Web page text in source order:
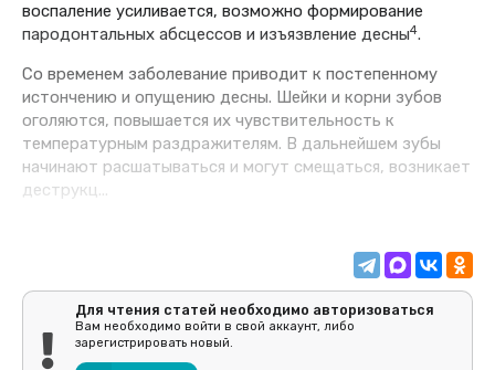
воспаление усиливается, возможно формирование
пародонтальных абсцессов и изъязвление десны4.
Со временем заболевание приводит к постепенному
истончению и опущению десны. Шейки и корни зубов
оголяются, повышается их чувствительность к
температурным раздражителям. В дальнейшем зубы
начинают расшатываться и могут смещаться, возникает
деструкц...
Для чтения статей необходимо авторизоваться
Вам необходимо войти в свой аккаунт, либо
зарегистрировать новый.